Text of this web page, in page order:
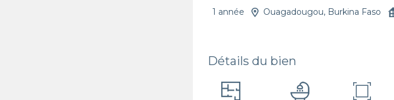
1 année Ouagadougou, Burkina Faso
Détails du bien